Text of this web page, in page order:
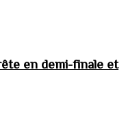
en demi-finale et